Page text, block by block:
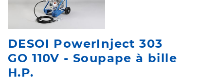
DESOI PowerInject 303
GO 110V - Soupape à bille
H.P.